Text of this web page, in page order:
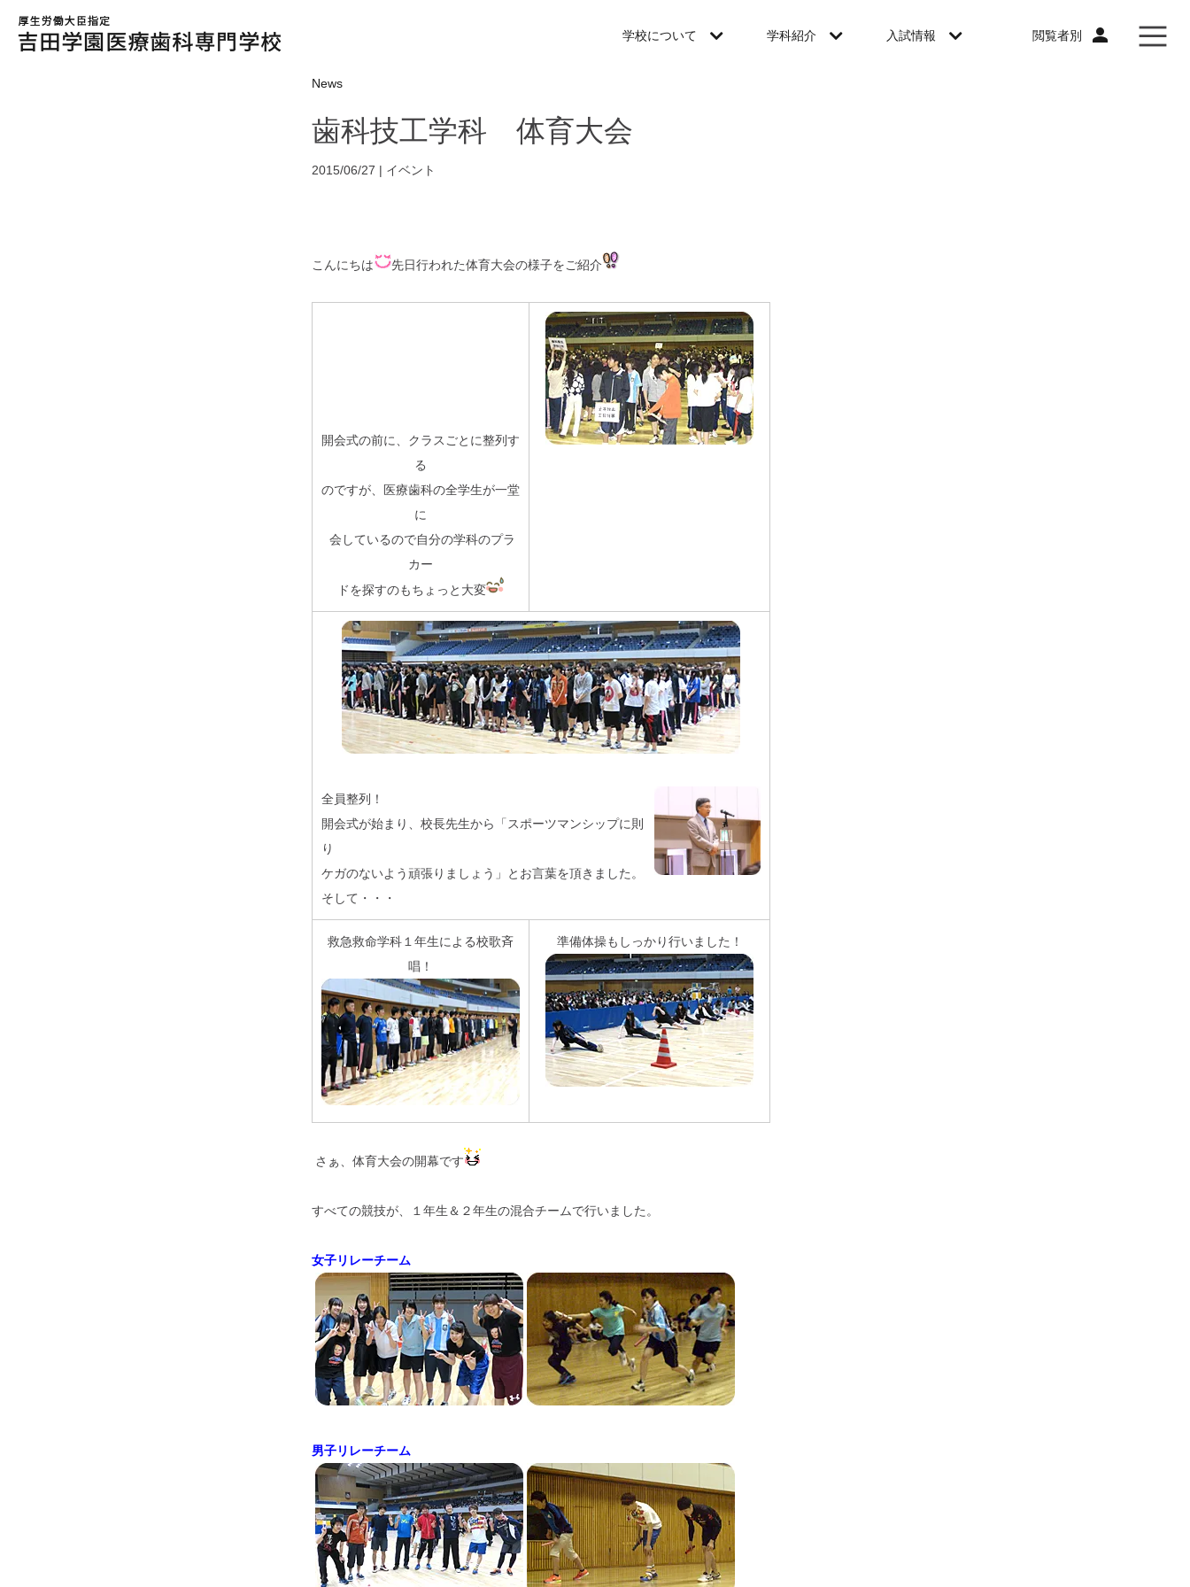
学校について 学科紹介 入試情報 閲覧者別
News
歯科技工学科 体育大会
2015/06/27 | イベント
こんにちは 先日行われた体育大会の様子をご紹介
開会式の前に、クラスごとに整列す
る
のですが、医療歯科の全学生が一堂
に
会しているので自分の学科のプラ
カー
ドを探すのもちょっと大変
全員整列！
開会式が始まり、校長先生から
「スポーツマンシップに則
り
ケガのないよう頑張りましょう」
とお言葉を頂きました。
そして・・・
救急救命学科１年生による校歌斉
唱！
準備体操もしっかり行いました！
さぁ、体育大会の開幕です
すべての競技が、１年生＆２年生の混合チームで行いました。
女子リレーチーム
男子リレーチーム